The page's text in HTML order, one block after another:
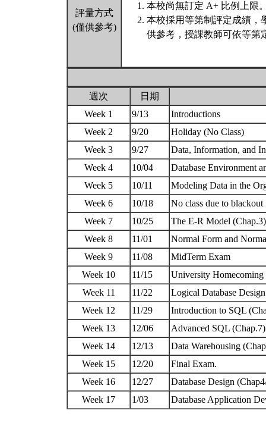
評量方式
(僅供參考)
本校尚無訂定 A+ 比例上限
本校採用等第制評定成績，
供參考，授課教師可依等第
週次
日期
Week 1
9/13
Introductions
Week 2
9/20
Holiday (No Class)
Week 3
9/27
Data, Information, and
Week 4
10/04
Database Environment
Week 5
10/11
Modeling Data in the
Week 6
10/18
No class due to blackout
Week 7
10/25
The E-R Model
Week 8
11/01
Normal Form and
Week 9
11/08
MidTerm Exam
Week 10
11/15
University
Week 11
11/22
Logical Database
Week 12
11/29
Introduction to SQL
Week 13
12/06
Advanced SQL
Week 14
12/13
Data Warehousing
Week 15
12/20
Final Exam.
Week 16
12/27
Database Design
Week 17
1/03 Database Application